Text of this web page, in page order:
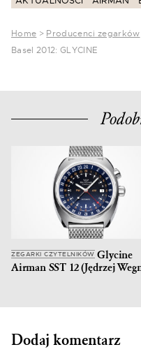
Home > Producenci zegarków
Basel 2012: GLYCINE
ZEGARKI CZYTELNIKÓWGlycine
Airman SST 12 (Jędrzej
Dodaj komentarz